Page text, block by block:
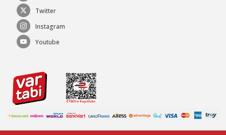
Twitter
Instagram
Youtube